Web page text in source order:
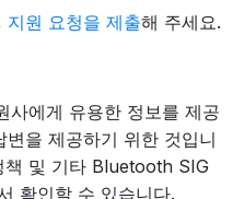
지원 요청을 제출해 주세요.
에게 유용한 정보를 제공
을 제공하기 위한 것입니
책 및 기타 Bluetooth SIG
확인할 수 있습니다.